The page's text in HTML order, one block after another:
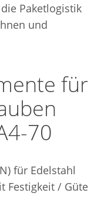
Paketlogistik
und
für
70
für Edelstahl
Festigkeit / Güte